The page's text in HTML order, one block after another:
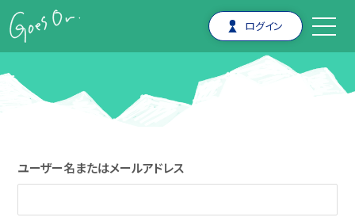
ログイン
ユーザー名またはメールアドレス